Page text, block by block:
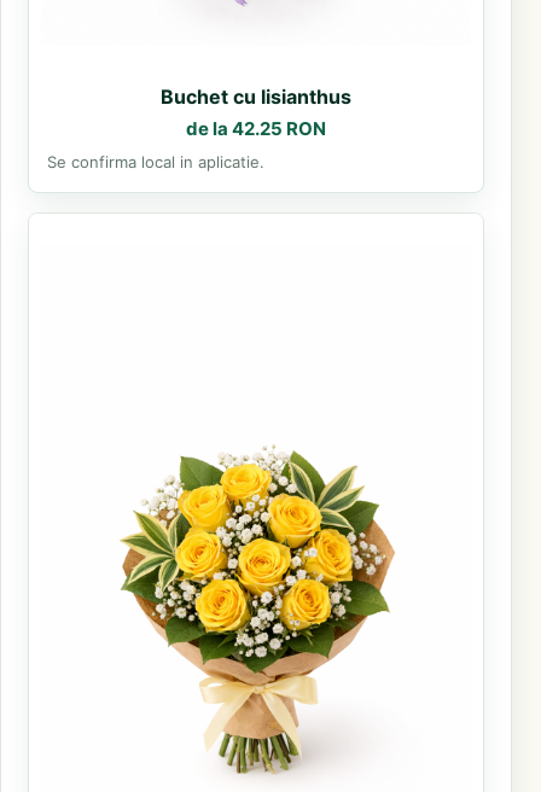
Buchet cu lisianthus
de la 42.25 RON
Se confirma local in aplicatie.